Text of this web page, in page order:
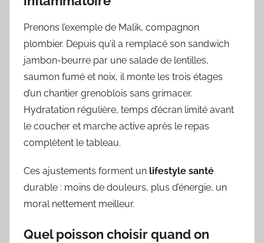
Prenons l’exemple de Malik, compagnon
plombier. Depuis qu’il a remplacé son sandwich
jambon-beurre par une salade de lentilles,
saumon fumé et noix, il monte les trois étages
d’un chantier grenoblois sans grimacer.
Hydratation régulière, temps d’écran limité avant
le coucher et marche active après le repas
complètent le tableau.
Ces ajustements forment un lifestyle santé
durable : moins de douleurs, plus d’énergie, un
moral nettement meilleur.
Quel poisson choisir quand on